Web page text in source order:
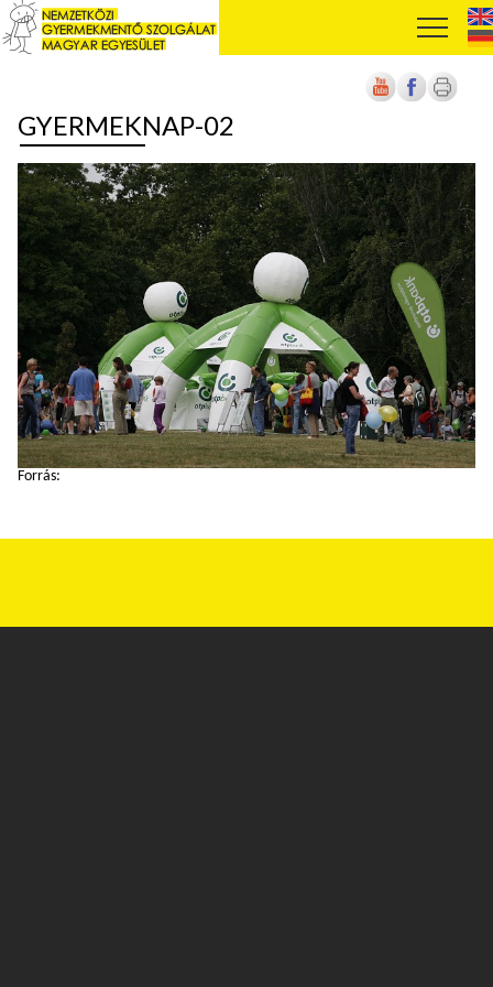
GYERMEKNAP-02
Forrás: